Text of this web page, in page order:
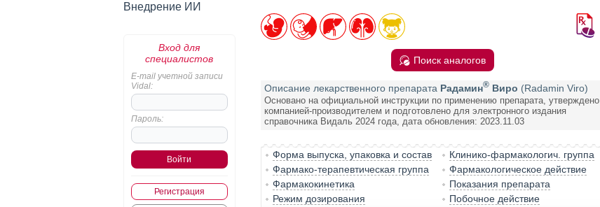
Внедрение ИИ
Вход для
специалистов
E-mail учетной записи
Vidal:
Пароль:
Регистрация
Поиск аналогов
Описание лекарственного препарата Радамин®Виро (Radamin Viro)
Основано на официальной инструкции по применению препарата, утверждено
компанией-производителем и подготовлено для электронного издания
справочника Видаль 2024 года, дата обновления: 2023.11.03
Форма выпуска, упаковка и состав
Клинико-фармакологич. группа
Фармако-терапевтическая группа
Фармакологическое действие
Фармакокинетика
Показания препарата
Режим дозирования
Побочное действие